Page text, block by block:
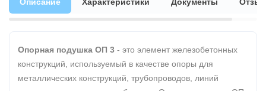
Опорная подушка ОП 3 - это элемент железобетонных
конструкций, используемый в качестве опоры для
металлических конструкций, трубопроводов, линий